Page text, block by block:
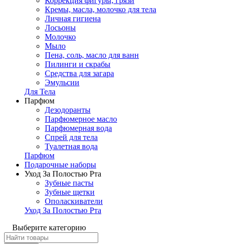
Кремы, масла, молочко для тела
Личная гигиена
Лосьоны
Молочко
Мыло
Пена, соль, масло для ванн
Пилинги и скрабы
Средства для загара
Эмульсии
Для Тела
Парфюм
Дезодоранты
Парфюмерное масло
Парфюмерная вода
Спрей для тела
Туалетная вода
Парфюм
Подарочные наборы
Уход За Полостью Рта
Зубные пасты
Зубные щетки
Ополаскиватели
Уход За Полостью Рта
Выберите категорию